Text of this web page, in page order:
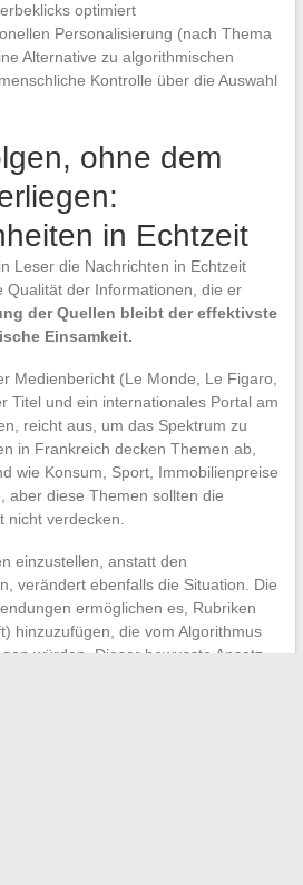
optimiert
Personalisierung (nach Thema
Alternative zu algorithmischen
Kontrolle über die Auswahl
ohne dem
in Echtzeit
Leser die Nachrichten in Echtzeit
Qualität der Informationen, die er
der Quellen bleibt der effektivste
Einsamkeit.
Medienbericht (Le Monde, Le Figaro,
Titel und ein internationales Portal am
reicht aus, um das Spektrum zu
in Frankreich decken Themen ab,
wie Konsum, Sport, Immobilienpreise
aber diese Themen sollten die
nicht verdecken.
einzustellen, anstatt den
verändert ebenfalls die Situation. Die
ermöglichen es, Rubriken
hinzuzufügen, die vom Algorithmus
würden. Dieser bewusste Ansatz